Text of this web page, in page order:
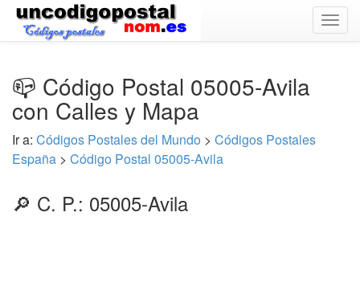
📪 Código Postal 05005-Avila
con Calles y Mapa
Ir a: Códigos Postales del Mundo > Códigos Postales
España > Código Postal 05005-Avila
🔎 C. P.: 05005-Avila